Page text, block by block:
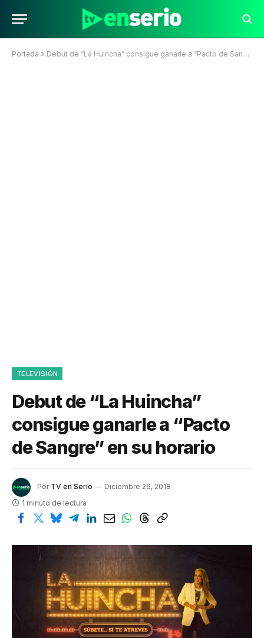
Portada » Debut de “La Huincha” consigue ganarle a “Pacto de Sangre” en su horario
TELEVISIÓN
Debut de “La Huincha”
consigue ganarle a “Pacto
de Sangre” en su horario
Por TV en Serio
Diciembre 26, 2018
1 minuto de lectura